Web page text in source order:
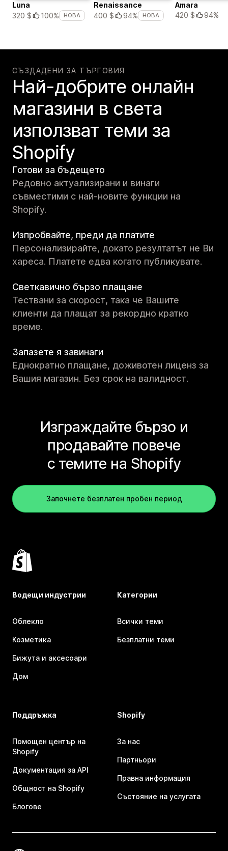
Luna
320 $
100% НОВА
Renaissance
400 $
94% НОВА
Amara
420 $
94%
СЪЗДАДЕНИ ЗА ТЪРГОВИЯ
Най-добрите онлайн
магазини в света
използват теми за
Shopify
Готови за бъдещето
Редовно актуализирани и винаги
съвместими с най-новите функции на
Shopify.
Изпробвайте, преди да платите
Персонализирайте, докато резултатът не Ви
хареса. Платете едва когато публикувате.
Светкавично бързо плащане
Тествани за скорост, така че Вашите
клиенти да плащат за рекордно кратко
време.
Запазете я завинаги
Еднократно плащане, доживотен лиценз за
Вашия магазин. Без срок на валидност.
Изграждайте бързо и
продавайте повече
с темите на Shopify
Започнете безплатен пробен период
Водещи индустрии
Облекло
Козметика
Бижута и аксесоари
Дом
Категории
Всички теми
Безплатни теми
Поддръжка
Помощен център на
Shopify
Документация за API
Общност на Shopify
Блогове
Shopify
За нас
Партньори
Правна информация
Състояние на услугата